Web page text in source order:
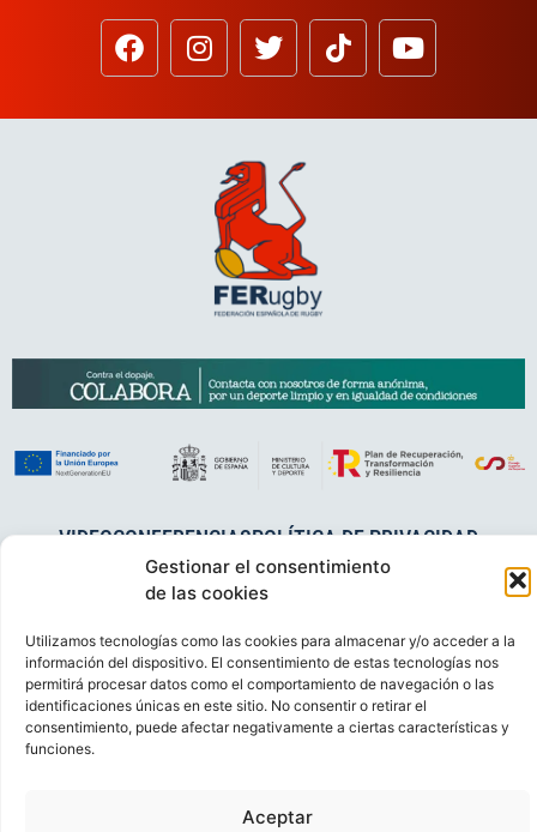
Gestionar el consentimiento
de las cookies
Utilizamos tecnologías como las cookies para almacenar y/o acceder a la
información del dispositivo. El consentimiento de estas tecnologías nos
permitirá procesar datos como el comportamiento de navegación o las
identificaciones únicas en este sitio. No consentir o retirar el
consentimiento, puede afectar negativamente a ciertas características y
funciones.
Aceptar
VIDEOCONFERENCIASPOLÍTICA DE PRIVACIDAD
POLÍTICA DE COOKIESPOLÍTICA DE VENTAS
AVISO LEGAL
CONTACTO
© FEDERACIÓN ESPAÑOLA DE RUGBY 2023.
DESARROLLADO POR TOOOLS.